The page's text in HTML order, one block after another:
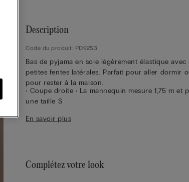
Description
Code du produit: PD92S3
Bas de pyjama en soie légèrement élastique avec
petites fentes latérales. Parfait pour aller dormir
pour rester à la maison.
• Coupe droite • La mannequin mesure 1,75 m et
une taille S
Bluesign.
En savoir plus
Complétez votre look